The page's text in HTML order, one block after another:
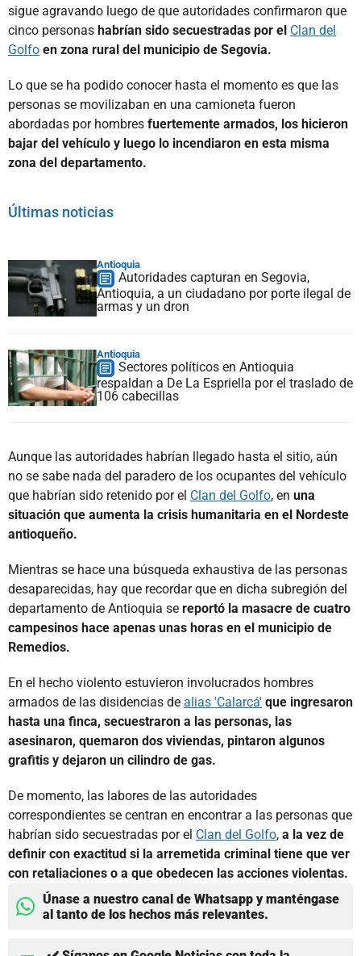
sigue agravando luego de que autoridades confirmaron que
cinco personas habrían sido secuestradas por el Clan del
Golfo en zona rural del municipio de Segovia.
Lo que se ha podido conocer hasta el momento es que las
personas se movilizaban en una camioneta fueron
abordadas por hombres fuertemente armados, los hicieron
bajar del vehículo y luego lo incendiaron en esta misma
zona del departamento.
Últimas noticias
Antioquia
Autoridades capturan en Segovia,
Antioquia, a un ciudadano por porte ilegal de
armas y un dron
Antioquia
Sectores políticos en Antioquia
respaldan a De La Espriella por el traslado de
106 cabecillas
Aunque las autoridades habrían llegado hasta el sitio, aún
no se sabe nada del paradero de los ocupantes del vehículo
que habrían sido retenido por el Clan del Golfo, en una
situación que aumenta la crisis humanitaria en el Nordeste
antioqueño.
Mientras se hace una búsqueda exhaustiva de las personas
desaparecidas, hay que recordar que en dicha subregión del
departamento de Antioquia se reportó la masacre de cuatro
campesinos hace apenas unas horas en el municipio de
Remedios.
En el hecho violento estuvieron involucrados hombres
armados de las disidencias de alias 'Calarcá' que ingresaron
hasta una finca, secuestraron a las personas, las
asesinaron, quemaron dos viviendas, pintaron algunos
grafitis y dejaron un cilindro de gas.
De momento, las labores de las autoridades
correspondientes se centran en encontrar a las personas que
habrían sido secuestradas por el Clan del Golfo, a la vez de
definir con exactitud si la arremetida criminal tiene que ver
con retaliaciones o a que obedecen las acciones violentas.
Únase a nuestro canal de Whatsapp y manténgase
al tanto de los hechos más relevantes.